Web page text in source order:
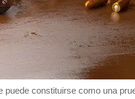
constituirse como una